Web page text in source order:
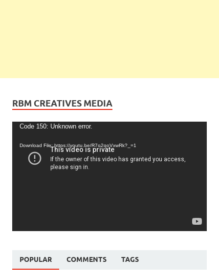
RBM CREATIVES MEDIA
Video
Code 150: Unknown error.
Download File: https://youtu.be/R7o2qoVxwRk?_=1
POPULAR COMMENTS TAGS